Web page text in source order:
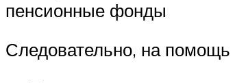
пенсионные фонды
Следовательно, на помощь